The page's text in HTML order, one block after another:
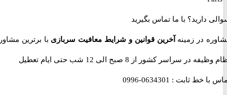
دارید؟ با ما تماس بگیرید
در زمینهآخرین قوانین و شرایط معافیت سربازیبا برترین مشاوران
در سراسر کشور از 8 صبح الی 12 شب حتی ایام تعطیل
با خط ثابت :0634301-0996